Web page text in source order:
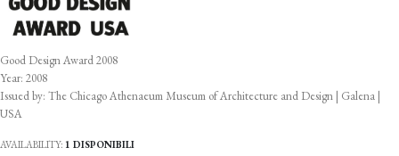
Good Design Award 2008
Year: 2008
Issued by: The Chicago Athenaeum Museum of Architecture and Design | Galena |
USA
AVAILABILITY: 1 DISPONIBILI